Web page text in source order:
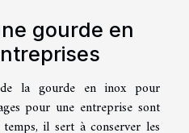
gourde en
la gourde en inox pour
pour une entreprise sont
il sert à conserver les